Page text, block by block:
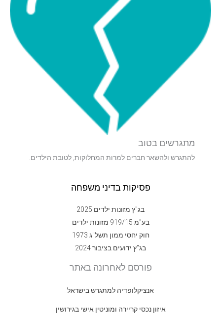
מתגרשים בטוב
להתגרש ולהשאר חברים למרות המחלוקות, לטובת הילדים.
פסיקות בדיני משפחה
בג"ץ מזונות ילדים 2025
בע"מ 919/15 מזונות ילדים
חוק יחסי ממון תשל"ג 1973
בג"ץ ידועים בציבור 2024
פורסם לאחרונה באתר
אנציקלופדיה למתגרש בישראל
איזון נכסי קריירה ומוניטין אישי בגירושין